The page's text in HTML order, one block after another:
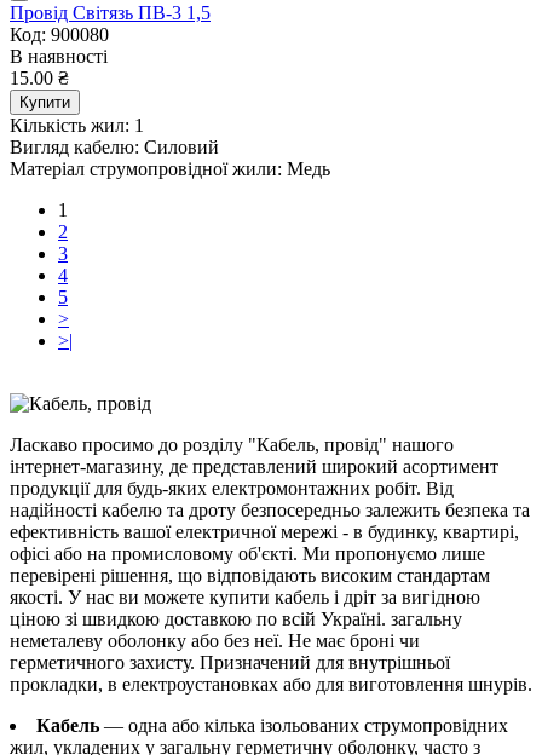
Провід Світязь ПВ-3 1,5
Код: 900080
В наявності
15.00 ₴
Купити
Кількість жил: 1
Вигляд кабелю: Силовий
Матеріал струмопровідної жили: Медь
1
2
3
4
5
>
>|
Ласкаво просимо до розділу "Кабель, провід" нашого
інтернет-магазину, де представлений широкий асортимент
продукції для будь-яких електромонтажних робіт. Від
надійності кабелю та дроту безпосередньо залежить безпека та
ефективність вашої електричної мережі - в будинку, квартирі,
офісі або на промисловому об'єкті. Ми пропонуємо лише
перевірені рішення, що відповідають високим стандартам
якості. У нас ви можете купити кабель і дріт за вигідною
ціною зі швидкою доставкою по всій Україні. загальну
неметалеву оболонку або без неї. Не має броні чи
герметичного захисту. Призначений для внутрішньої
прокладки, в електроустановках або для виготовлення шнурів.
Кабель — одна або кілька ізольованих струмопровідних
жил, укладених у загальну герметичну оболонку, часто з